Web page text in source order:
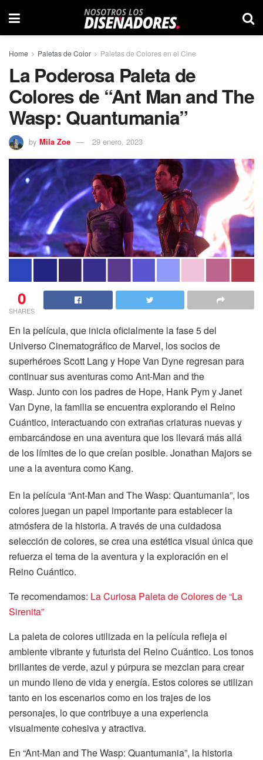
Home Paletas de Color Paletas de Colores en el Cine
La Poderosa Paleta de
Colores de “Ant Man and The
Wasp: Quantumania”
by Mila Zoe 29 enero, 2023
0
SHARES
En la película, que inicia oficialmente la fase 5 del
Universo Cinematográfico de Marvel, los socios de
superhéroes Scott Lang y Hope Van Dyne regresan para
continuar sus aventuras como Ant-Man and the
Wasp. Junto con los padres de Hope, Hank Pym y Janet
Van Dyne, la familia se encuentra explorando el Reino
Cuántico, interactuando con extrañas criaturas nuevas y
embarcándose en una aventura que los llevará más allá
de los límites de lo que creían posible. Jonathan Majors se
une a la aventura como Kang.
En la película “Ant-Man and The Wasp: Quantumania”, los
colores juegan un papel importante para establecer la
atmósfera de la historia. A través de una cuidadosa
selección de colores, se crea una estética visual única que
refuerza el tema de la aventura y la exploración en el
Reino Cuántico.
Te recomendamos: La Curiosa Paleta de Colores de “La
Sirenita”
La paleta de colores utilizada en la película refleja el
ambiente vibrante y futurista del Reino Cuántico. Los tonos
brillantes de verde, azul y púrpura se mezclan para crear
un mundo lleno de vida y energía. Estos colores se utilizan
tanto en los escenarios como en los trajes de los
personajes, lo que contribuye a una experiencia
visualmente cohesiva y atractiva.
En “Ant-Man and The Wasp: Quantumania”, la historia